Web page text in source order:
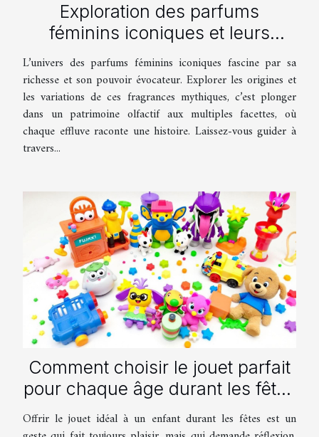
Exploration des parfums
féminins iconiques et leurs
variations
L’univers des parfums féminins iconiques fascine par sa
richesse et son pouvoir évocateur. Explorer les origines et
les variations de ces fragrances mythiques, c’est plonger
dans un patrimoine olfactif aux multiples facettes, où
chaque effluve raconte une histoire. Laissez-vous guider à
travers...
Comment choisir le jouet parfait
pour chaque âge durant les fêtes
Offrir le jouet idéal à un enfant durant les fêtes est un